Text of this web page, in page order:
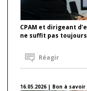
CPAM et dirigeant
ne suffit pas
Réagir
16.05.2026 | Bon à savoir